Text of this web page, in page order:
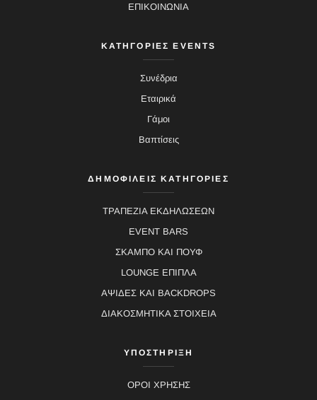
ΕΠΙΚΟΙΝΩΝΙΑ
ΚΑΤΗΓΟΡΙΕΣ EVENTS
Συνέδρια
Εταιρικά
Γάμοι
Βαπτίσεις
ΔΗΜΟΦΙΛΕΙΣ ΚΑΤΗΓΟΡΙΕΣ
ΤΡΑΠΕΖΙΑ ΕΚΔΗΛΩΣΕΩΝ
EVENT BARS
ΣΚΑΜΠΟ ΚΑΙ ΠΟΥΦ
LOUNGE ΕΠΙΠΛΑ
ΑΨΙΔΕΣ ΚΑΙ BACKDROPS
ΔΙΑΚΟΣΜΗΤΙΚΑ ΣΤΟΙΧΕΙΑ
ΥΠΟΣΤΗΡΙΞΗ
ΟΡΟΙ ΧΡΗΣΗΣ